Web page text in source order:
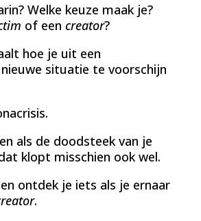
Welke keuze maak je?
of een creator?
hoe je uit een
situatie te voorschijn
als de doodsteek van je
klopt misschien ook wel.
ontdek je iets als je ernaar
.